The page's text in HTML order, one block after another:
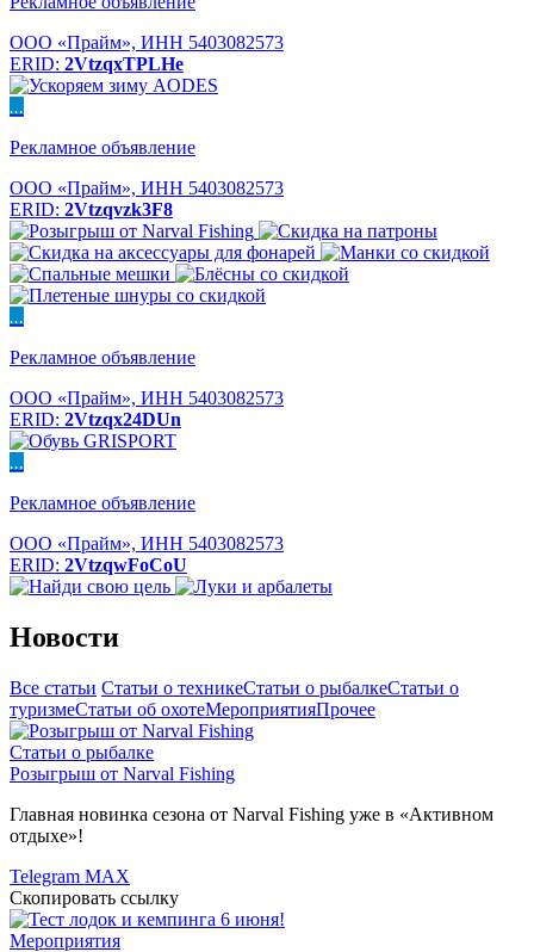
ООО «Прайм», ИНН 5403082573
ERID: 2VtzqxTPLHe
...
Рекламное объявление
ООО «Прайм», ИНН 5403082573
ERID: 2Vtzqvzk3F8
...
Рекламное объявление
ООО «Прайм», ИНН 5403082573
ERID: 2Vtzqx24DUn
...
Рекламное объявление
ООО «Прайм», ИНН 5403082573
ERID: 2VtzqwFoCoU
Новости
Все статьи Статьи о техникеСтатьи о рыбалкеСтатьи о
туризмеСтатьи об охотеМероприятияПрочее
Статьи о рыбалке
Розыгрыш от Narval Fishing
Главная новинка сезона от Narval Fishing уже в «Активном
отдыхе»!
Telegram MAX
Скопировать ссылку
Мероприятия